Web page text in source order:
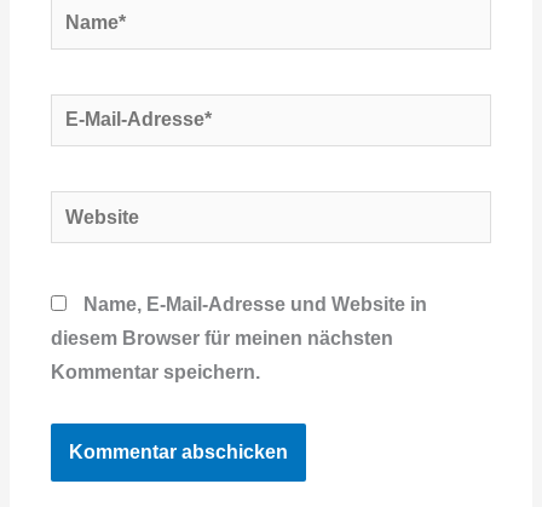
Name*
E-
Mail-
Website
Name, E-Mail-Adresse und Website in
diesem Browser für meinen nächsten
Kommentar speichern.